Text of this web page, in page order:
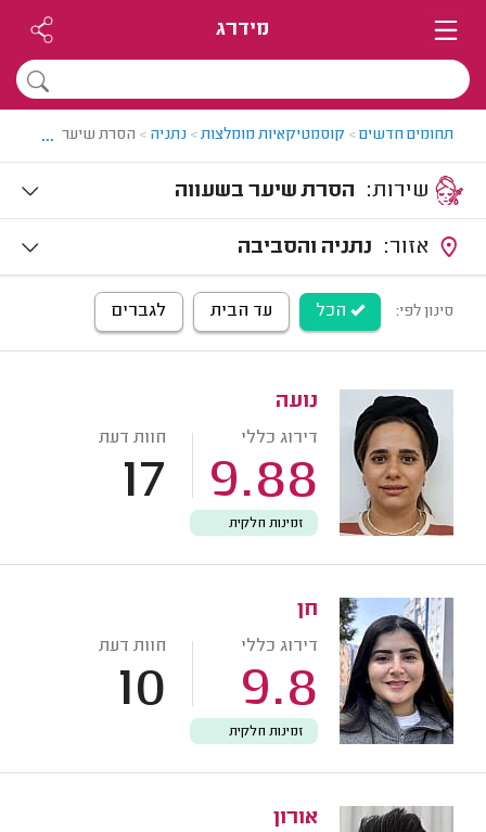
מידרג
תחומים חדשים> קוסמטיקאיות מומלצות> נתניה > הסרת שיער בשעווה
...
הסרת שיער בשעווה
נתניה והסביבה
סינון לפי: הכל עד הבית לגברים
נועה
דירוג כללי
9.88
חוות דעת
17
זמינות חלקית
חן
דירוג כללי
9.8
חוות דעת
10
זמינות חלקית
אורון